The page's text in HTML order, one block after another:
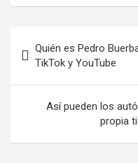
de
entradas
Quién es Pedro
TikTok y YouTube
Así pueden los
propia